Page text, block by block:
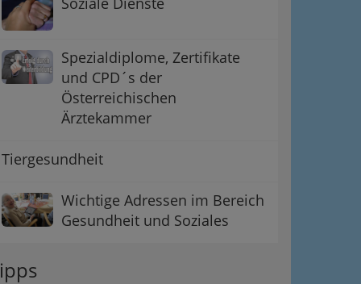
Spezialdiplome, Zertifikate
und CPD´s der
Österreichischen
Ärztekammer
Tiergesundheit
Wichtige Adressen im Bereich
Gesundheit und Soziales